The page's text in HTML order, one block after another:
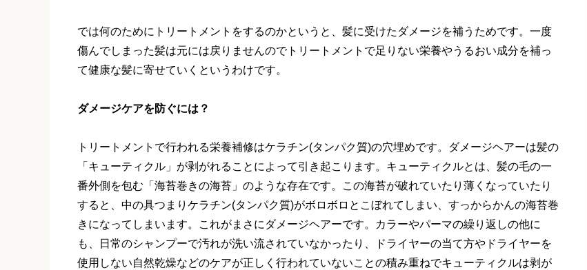
では何のためにトリートメントをするのかというと、髪に受けたダメージを補うためです。一度
傷んでしまった髪は元には戻りませんのでトリートメントで足りない栄養やうるおい成分を補っ
て健康な髪に寄せていくというわけです。
ダメージケアを防ぐには？
トリートメントで行われる栄養補修はケラチン(タンパク質)の穴埋めです。ダメージヘアーは髪の
「キューティクル」が剥がれることによって引き起こります。キューティクルとは、髪の毛の一
番外側を包む「海苔巻きの海苔」のような存在です。この海苔が破れていたり薄くなっていたり
すると、中の具つまりケラチン(タンパク質)がボロボロとこぼれてしまい、すっからかんの海苔巻
きになってしまいます。これがまさにダメージヘアーです。カラーやパーマの繰り返しの他に
も、日常のシャンプーで汚れが洗い流されていなかったり、ドライヤーの当て方やドライヤーを
使用しない自然乾燥などのケアが正しく行われていないことの積み重ねでキューティクルは剥が